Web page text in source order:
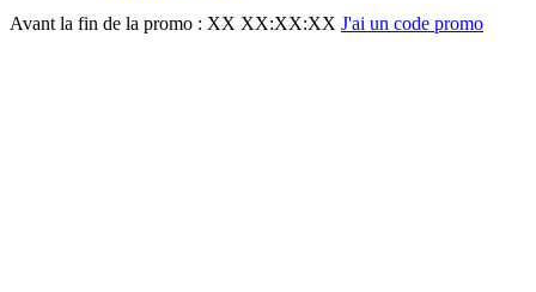
Avant la fin de la promo : XX XX:XX:XX J'ai un code promo